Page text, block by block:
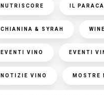
NUTRISCORE IL
CHIANINA & SYRAH
EVENTI VINO EVENTI
NOTIZIE VINO MOSTRE